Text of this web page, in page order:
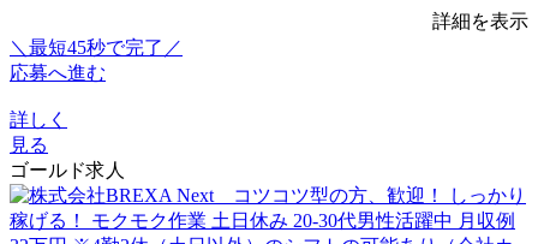
詳細を表示
＼最短45秒で完了／
応募へ進む
詳しく
見る
ゴールド求人